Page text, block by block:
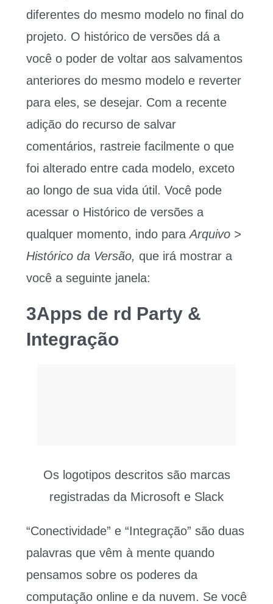
diferentes do mesmo modelo no final do
projeto. O histórico de versões dá a
você o poder de voltar aos salvamentos
anteriores do mesmo modelo e reverter
para eles, se desejar. Com a recente
adição do recurso de salvar
comentários, rastreie facilmente o que
foi alterado entre cada modelo, exceto
ao longo de sua vida útil. Você pode
acessar o Histórico de versões a
qualquer momento, indo paraArquivo >
Histórico da Versão, que irá mostrar a
você a seguinte janela:
3Apps de rd Party &
Integração
Os logotipos descritos são marcas
registradas da Microsoft e Slack
“Conectividade” e “Integração” são duas
palavras que vêm à mente quando
pensamos sobre os poderes da
computação online e da nuvem. Se você